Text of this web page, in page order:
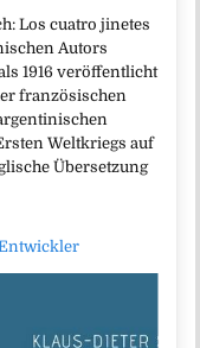
Los cuatro jinetes
Autors
1916 veröffentlicht
französischen
Weltkriegs auf
Übersetzung